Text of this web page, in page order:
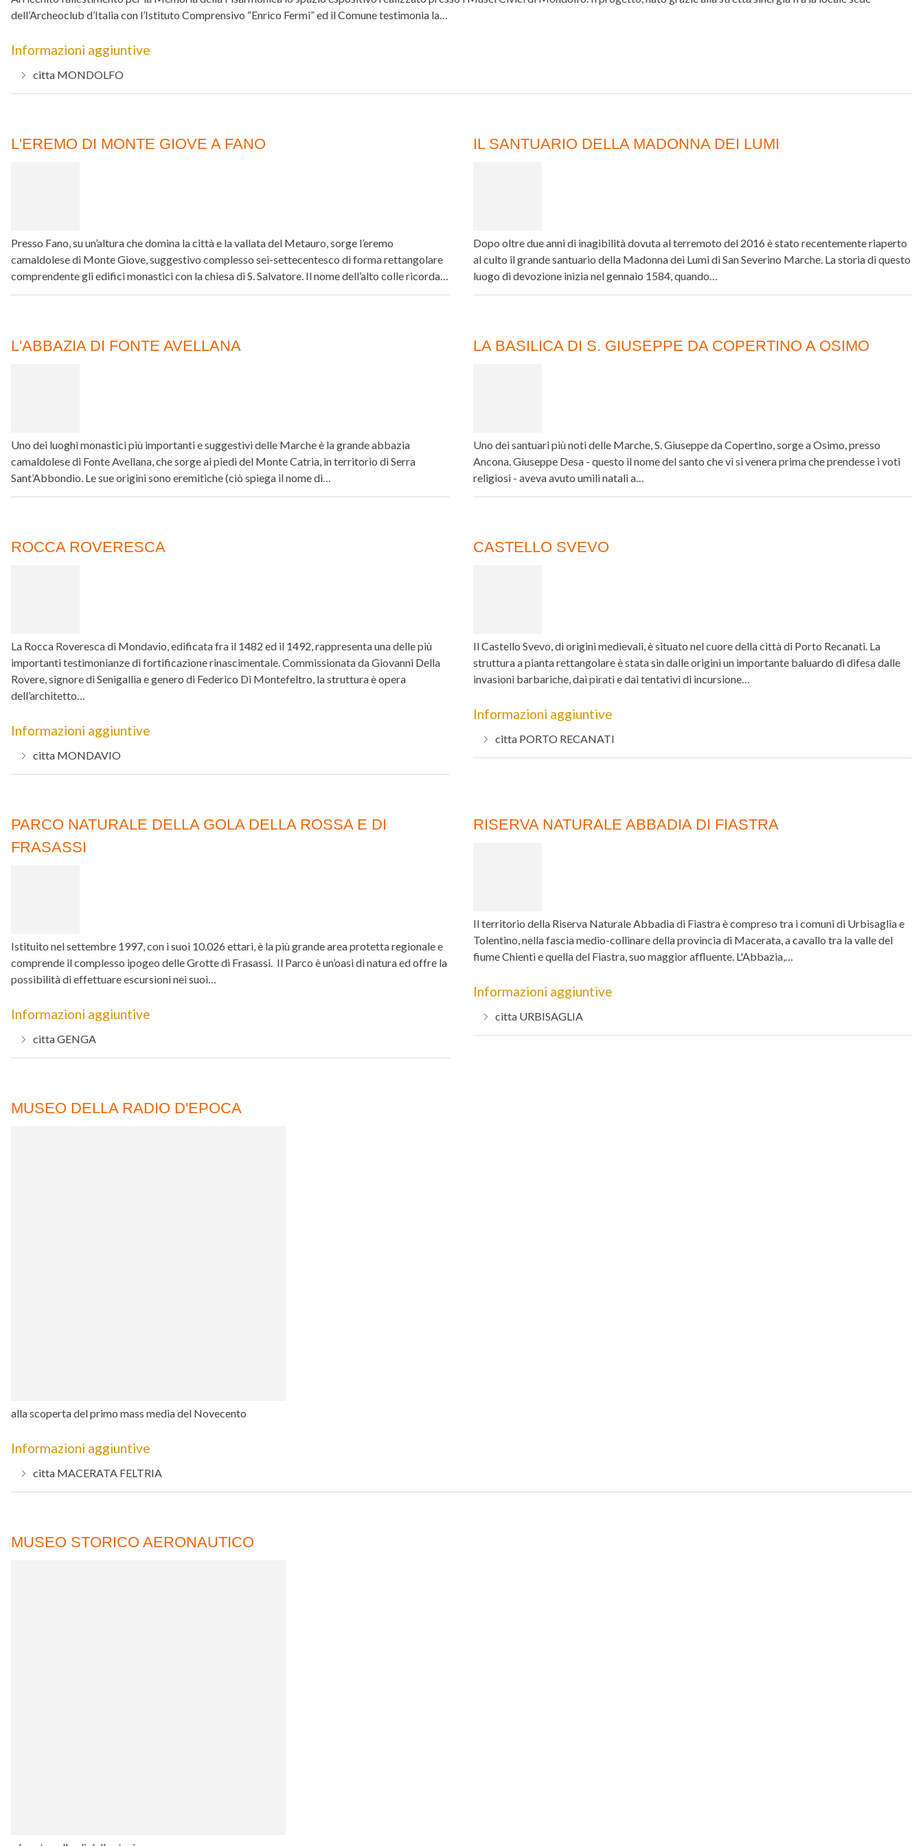
dell’Archeoclub d’Italia con l’Istituto Comprensivo “Enrico Fermi” ed il Comune testimonia la…
Informazioni aggiuntive
citta MONDOLFO
L'EREMO DI MONTE GIOVE A FANO
Presso Fano, su un’altura che domina la città e la vallata del Metauro, sorge l’eremo
camaldolese di Monte Giove, suggestivo complesso sei-settecentesco di forma rettangolare
comprendente gli edifici monastici con la chiesa di S. Salvatore. Il nome dell’alto colle ricorda…
IL SANTUARIO DELLA MADONNA DEI LUMI
Dopo oltre due anni di inagibilità dovuta al terremoto del 2016 è stato recentemente riaperto
al culto il grande santuario della Madonna dei Lumi di San Severino Marche. La storia di questo
luogo di devozione inizia nel gennaio 1584, quando…
L'ABBAZIA DI FONTE AVELLANA
Uno dei luoghi monastici più importanti e suggestivi delle Marche è la grande abbazia
camaldolese di Fonte Avellana, che sorge ai piedi del Monte Catria, in territorio di Serra
Sant’Abbondio. Le sue origini sono eremitiche (ciò spiega il nome di…
LA BASILICA DI S. GIUSEPPE DA COPERTINO A OSIMO
Uno dei santuari più noti delle Marche, S. Giuseppe da Copertino, sorge a Osimo, presso
Ancona. Giuseppe Desa - questo il nome del santo che vi si venera prima che prendesse i voti
religiosi - aveva avuto umili natali a…
ROCCA ROVERESCA
La Rocca Roveresca di Mondavio, edificata fra il 1482 ed il 1492, rappresenta una delle più
importanti testimonianze di fortificazione rinascimentale. Commissionata da Giovanni Della
Rovere, signore di Senigallia e genero di Federico Di Montefeltro, la struttura è opera
dell’architetto…
Informazioni aggiuntive
citta MONDAVIO
CASTELLO SVEVO
Il Castello Svevo, di origini medievali, è situato nel cuore della città di Porto Recanati. La
struttura a pianta rettangolare è stata sin dalle origini un importante baluardo di difesa dalle
invasioni barbariche, dai pirati e dai tentativi di incursione…
Informazioni aggiuntive
citta PORTO RECANATI
PARCO NATURALE DELLA GOLA DELLA ROSSA E DI
FRASASSI
Istituito nel settembre 1997, con i suoi 10.026 ettari, è la più grande area protetta regionale e
comprende il complesso ipogeo delle Grotte di Frasassi. Il Parco è un’oasi di natura ed offre la
possibilità di effettuare escursioni nei suoi…
Informazioni aggiuntive
cittaGENGA
RISERVA NATURALE ABBADIA DI FIASTRA
Il territorio della Riserva Naturale Abbadia di Fiastra è compreso tra i comuni di Urbisaglia e
Tolentino, nella fascia medio-collinare della provincia di Macerata, a cavallo tra la valle del
fiume Chienti e quella del Fiastra, suo maggior affluente. L'Abbazia,…
Informazioni aggiuntive
citta URBISAGLIA
MUSEO DELLA RADIO D'EPOCA
alla scoperta del primo mass media del Novecento
Informazioni aggiuntive
citta MACERATA FELTRIA
MUSEO STORICO AERONAUTICO